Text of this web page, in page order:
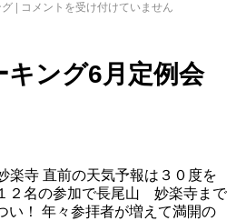
| コメントを受け付けていません
ング6月定例会
直前の天気予報は３０度を
２名の参加で長尾山 妙楽寺まで
い！ 年々参拝者が増えて満開の